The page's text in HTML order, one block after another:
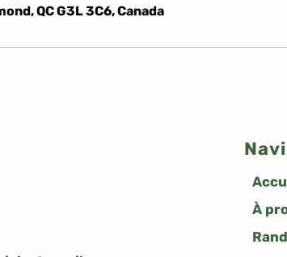
QC G3L 3C6, Canada
À